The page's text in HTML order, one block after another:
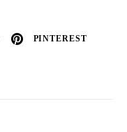
PINTEREST